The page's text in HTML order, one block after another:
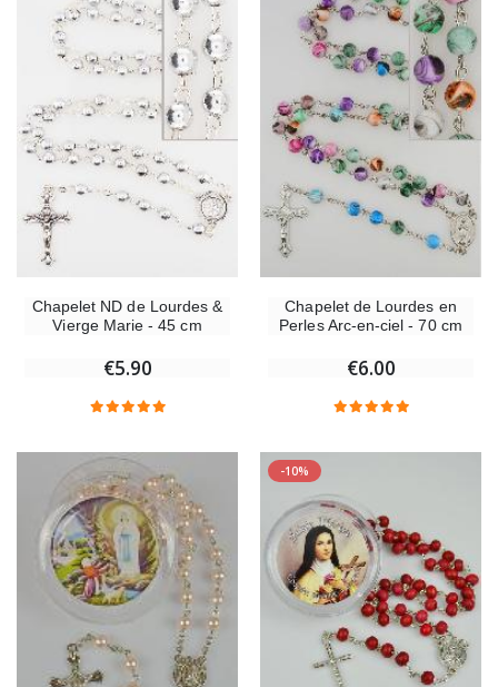
Chapelet ND de Lourdes &
Vierge Marie - 45 cm
€5.90
Chapelet de Lourdes en
Perles Arc-en-ciel - 70 cm
€6.00
-10%